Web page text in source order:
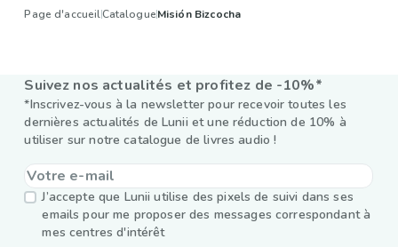
Page d'accueilCatalogueMisión Bizcocha
Suivez nos actualités et profitez de -10%*
*Inscrivez-vous à la newsletter pour recevoir toutes les
dernières actualités de Lunii et une réduction de 10% à
utiliser sur notre catalogue de livres audio !
J’accepte que Lunii utilise des pixels de suivi dans ses
emails pour me proposer des messages correspondant à
mes centres d'intérêt